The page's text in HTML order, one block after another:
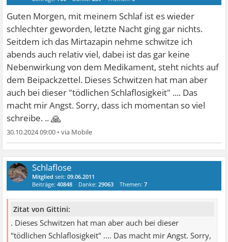
Guten Morgen, mit meinem Schlaf ist es wieder
schlechter geworden, letzte Nacht ging gar nichts.
Seitdem ich das Mirtazapin nehme schwitze ich
abends auch relativ viel, dabei ist das gar keine
Nebenwirkung von dem Medikament, steht nichts auf
dem Beipackzettel. Dieses Schwitzen hat man aber
auch bei dieser "tödlichen Schlaflosigkeit" .... Das
macht mir Angst. Sorry, dass ich momentan so viel
schreibe. ..🙏
30.10.2024 09:00 •
Schlaflose
Mitglied seit:09.06.2011
Beiträge:40848 Danke:29063 Themen:7
Zitat von Gittini:
. Dieses Schwitzen hat man aber auch bei dieser
"tödlichen Schlaflosigkeit" .... Das macht mir Angst. Sorry,